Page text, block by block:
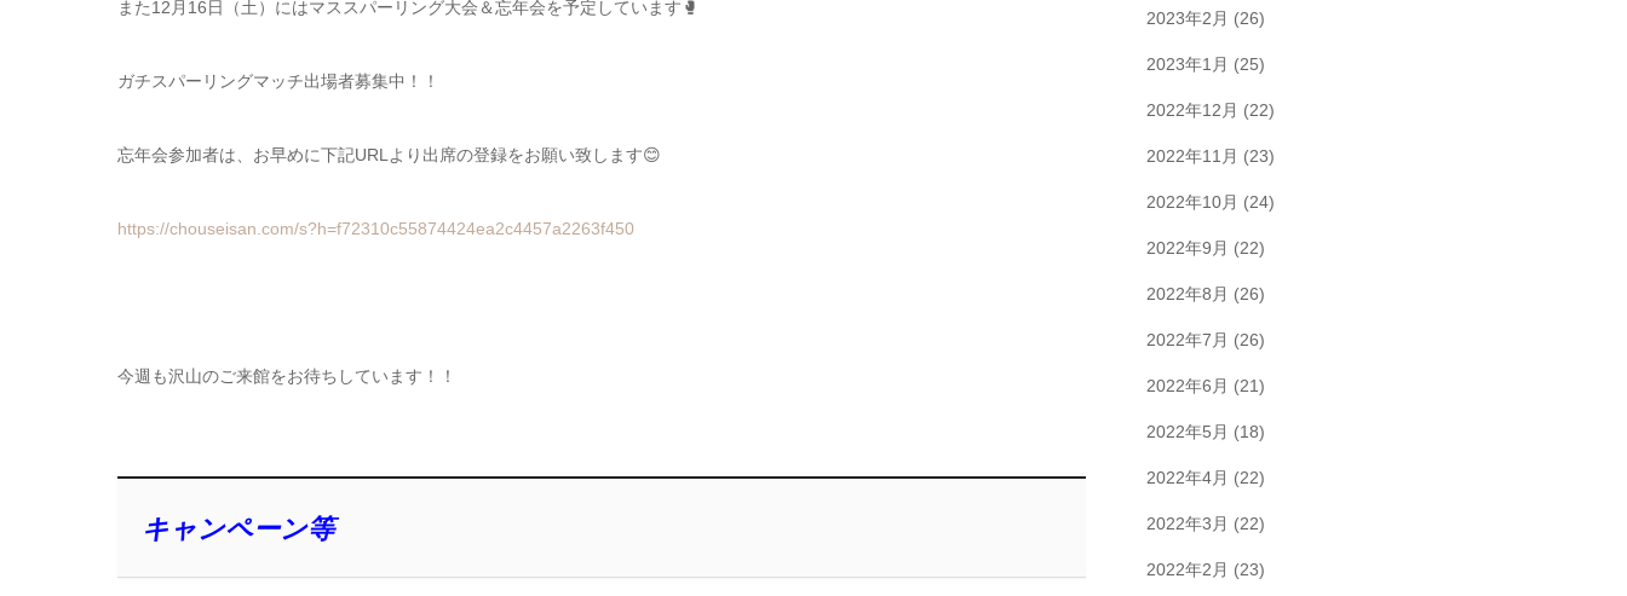
また12月16日（土）にはマススパーリング大会＆忘年会を予定しています🥊
ガチスパーリングマッチ出場者募集中！！
忘年会参加者は、お早めに下記URLより出席の登録をお願い致します😊
https://chouseisan.com/s?h=f72310c55874424ea2c4457a2263f450
今週も沢山のご来館をお待ちしています！！
キャンペーン等
2023年2月 (26)
2023年1月 (25)
2022年12月 (22)
2022年11月 (23)
2022年10月 (24)
2022年9月 (22)
2022年8月 (26)
2022年7月 (26)
2022年6月 (21)
2022年5月 (18)
2022年4月 (22)
2022年3月 (22)
2022年2月 (23)